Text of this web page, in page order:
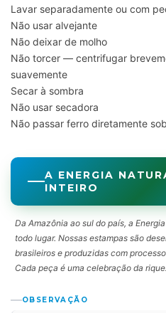
Lavar separadamente ou com
Não usar alvejante
Não deixar de molho
Não torcer — centrifugar
suavemente
Secar à sombra
Não usar secadora
Não passar ferro diretamente
A ENERGIA
INTEIRO
Da Amazônia ao sul do país, a
todo lugar. Nossas estampas são
brasileiros e produzidas com
Cada peça é uma celebração da
OBSERVAÇÃO